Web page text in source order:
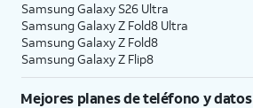
Samsung Galaxy S26 Ultra
Samsung Galaxy Z Fold8 Ultra
Samsung Galaxy Z Fold8
Samsung Galaxy Z Flip8
Mejores planes de teléfono y datos